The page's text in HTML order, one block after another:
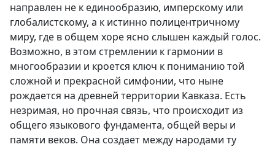
направлен не к единообразию, имперскому или
глобалистскому, а к истинно полицентричному
миру, где в общем хоре ясно слышен каждый голос.
Возможно, в этом стремлении к гармонии в
многообразии и кроется ключ к пониманию той
сложной и прекрасной симфонии, что ныне
рождается на древней территории Кавказа. Есть
незримая, но прочная связь, что происходит из
общего языкового фундамента, общей веры и
памяти веков. Она создает между народами ту